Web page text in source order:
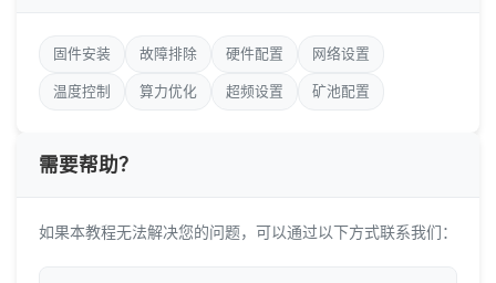
固件安装 故障排除 硬件配置 网络设置
温度控制 算力优化 超频设置 矿池配置
需要帮助？
如果本教程无法解决您的问题，可以通过以下方式联系我们：